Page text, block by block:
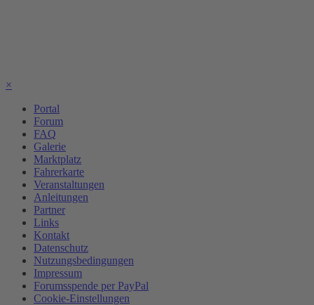
×
Portal
Forum
FAQ
Galerie
Marktplatz
Fahrerkarte
Veranstaltungen
Anleitungen
Partner
Links
Kontakt
Datenschutz
Nutzungsbedingungen
Impressum
Forumsspende per PayPal
Cookie-Einstellungen